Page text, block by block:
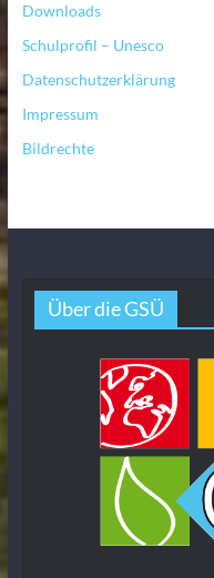
Downloads
Schulprofil – Unesco
Datenschutzerklärung
Impressum
Bildrechte
Über die GSÜ